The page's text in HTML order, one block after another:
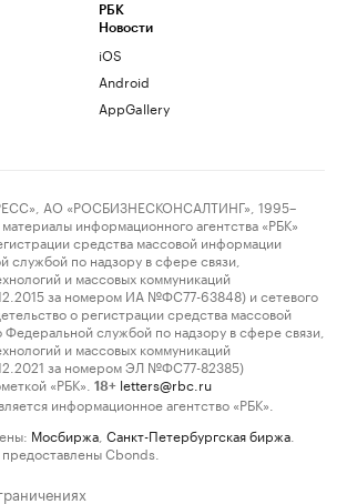
РБК
Новости
iOS
Android
AppGallery
АО «РОСБИЗНЕСКОНСАЛТИНГ», 1995–
информационного агентства «РБК»
средства массовой информации
службой по надзору в сфере связи,
и массовых коммуникаций
за номером ИА №ФС77-63848) и сетевого
о регистрации средства массовой
службой по надзору в сфере связи,
и массовых коммуникаций
за номером ЭЛ №ФС77-82385)
«РБК».
18+ letters@rbc.ru
информационное агентство «РБК».
Мосбиржа Санкт-Петербургская биржа
Cbonds.